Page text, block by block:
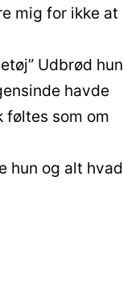
mig for ikke at
Udbrød hun
havde
som om
hun og alt hvad